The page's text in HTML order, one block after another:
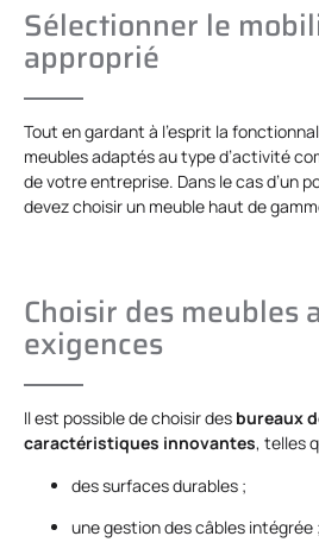
Sélectionner le
approprié
Tout en gardant à l’esprit la
meubles adaptés au type d’activité
de votre entreprise. Dans le cas d’un
devez choisir un meuble haut de
Choisir des meubles
exigences
Il est possible de choisir des bureaux
caractéristiques innovantes, telles
des surfaces durables ;
une gestion des câbles intégrée ;